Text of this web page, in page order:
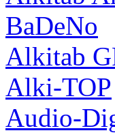
BaDeNo
Alkitab
Alki-TOP
Audio-